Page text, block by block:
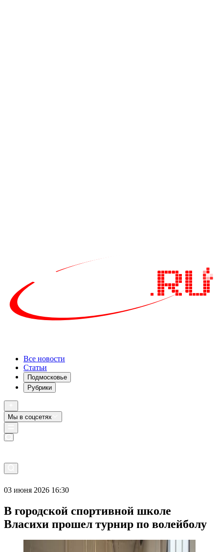
Все новости
Статьи
Подмосковье
Рубрики
Мы в соцсетях
03 июня 2026 16:30
В городской спортивной школе
Власихи прошел турнир по волейболу